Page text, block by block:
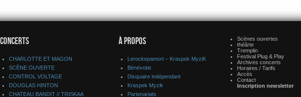
CONCERTS
CHARLOTTE ET MAGON
SCÈNE OUVERTE
CONTROL VOLTAGE
DOUGLAS HINTON
CHATEAU BANDIT // TRISKAA
À PROPOS
Lerockepamort – Kraspek MyziK
Bénévolat
Disquaire indépendant
Kraspek Myzik
Partenariats
Scènes ouvertes
théârte
Tremplin
Festival Plug & Play
Archives concerts
Horaires / Tarifs
Accès
Contact
Inscription newsletter